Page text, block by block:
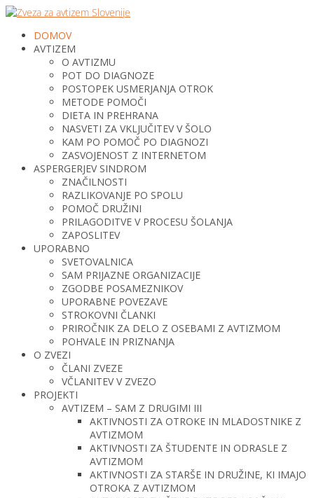
DOMOV
AVTIZEM
O AVTIZMU
POT DO DIAGNOZE
POSTOPEK USMERJANJA OTROK
METODE POMOČI
DIETA IN PREHRANA
NASVETI ZA VKLJUČITEV V ŠOLO
KAM PO POMOČ PO DIAGNOZI
ZASVOJENOST Z INTERNETOM
ASPERGERJEV SINDROM
ZNAČILNOSTI
RAZLIKOVANJE PO SPOLU
POMOČ DRUŽINI
PRILAGODITVE V PROCESU ŠOLANJA
ZAPOSLITEV
UPORABNO
SVETOVALNICA
SAM PRIJAZNE ORGANIZACIJE
ZGODBE POSAMEZNIKOV
UPORABNE POVEZAVE
STROKOVNI ČLANKI
PRIROČNIK ZA DELO Z OSEBAMI Z AVTIZMOM
POHVALE IN PRIZNANJA
O ZVEZI
ČLANI ZVEZE
VČLANITEV V ZVEZO
PROJEKTI
AVTIZEM – SAM Z DRUGIMI III
AKTIVNOSTI ZA OTROKE IN MLADOSTNIKE Z
AVTIZMOM
AKTIVNOSTI ZA ŠTUDENTE IN ODRASLE Z
AVTIZMOM
AKTIVNOSTI ZA STARŠE IN DRUŽINE, KI IMAJO
OTROKA Z AVTIZMOM